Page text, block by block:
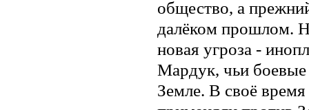
общество, а
далёком прошлом.
новая угроза -
Мардук, чьи
Земле. В своё